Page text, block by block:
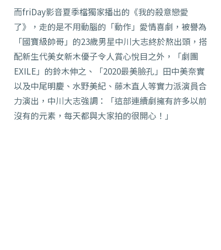
而friDay影音夏季檔獨家播出的《我的殺意戀愛
了》，走的是不用動腦的「動作」愛情喜劇，被譽為
「國寶級帥哥」的23歲男星中川大志終於熬出頭，搭
配新生代美女新木優子令人賞心悅目之外，「劇團
EXILE」的鈴木伸之、「2020最美臉孔」田中美奈實
以及中尾明慶、水野美紀、藤木直人等實力派演員合
力演出，中川大志強調：「這部連續劇擁有許多以前
沒有的元素，每天都與大家拍的很開心！」